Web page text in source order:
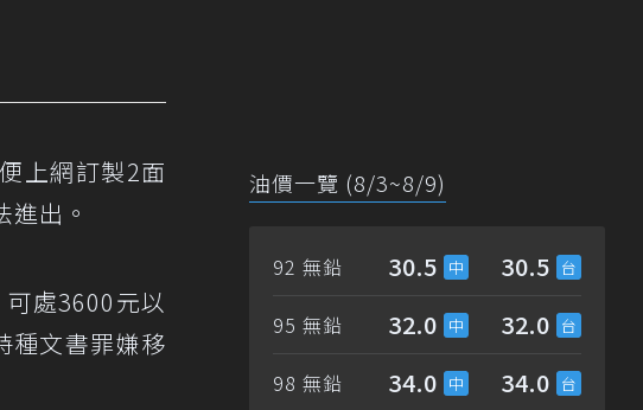
上網訂製2面
出。
處3600元以
種文書罪嫌移
油價一覽 (8/3~8/9)
92 無鉛 30.5 30.5
95 無鉛 32.0 32.0
98 無鉛 34.0 34.0